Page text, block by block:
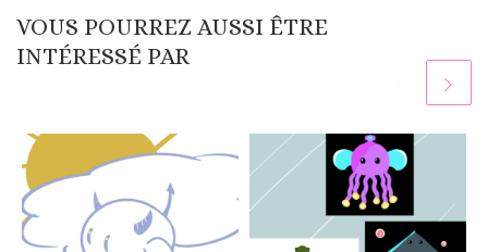
VOUS POURREZ AUSSI ÊTRE
INTÉRESSÉ PAR